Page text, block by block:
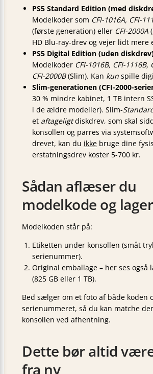
PS5 Standard Edition (med
Modelkoder som CFI-1016A, CFI-
(første generation) eller CFI-2000A
HD Blu-ray-drev og vejer lidt mere
PS5 Digital Edition (uden
Modelkoder CFI-1016B, CFI-1116B,
CFI-2000B(Slim). Kan kun spille
Slim-generationen (CFI-2000-
30 % mindre kabinet, 1 TB intern
i de ældre modeller). Slim-
et aftageligtdiskdrev, som skal
konsollen og parres via
drevet, kan du ikke bruge dine
erstatningsdrev koster 5-700 kr.
Sådan aflæser du
modelkode og
Modelkoden står på:
Etiketten under konsollen (småt
serienummer).
Original emballage – her ses også
(825 GB eller 1 TB).
Bed sælger om et foto af både koden
serienummeret, så du kan matche
konsollen ved afhentning.
Dette bør altid
fra ny